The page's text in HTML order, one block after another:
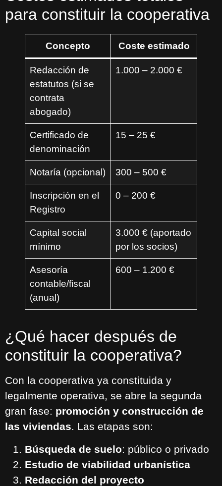
para constituir la cooperativa
Concepto Coste estimado
Redacción de
estatutos (si se
contrata
abogado)
1.000 – 2.000 €
Certificado de
denominación
15 – 25 €
Notaría (opcional) 300 – 500 €
Inscripción en el
Registro
0 – 200 €
Capital social
mínimo
3.000 € (aportado
por los socios)
Asesoría
contable/fiscal
(anual)
600 – 1.200 €
¿Qué hacer después de
constituir la cooperativa?
Con la cooperativa ya constituida y
legalmente operativa, se abre la segunda
gran fase: promoción y construcción de
las viviendas. Las etapas son:
Búsqueda de suelo: público o privado
Estudio de viabilidad urbanística
Redacción del proyecto